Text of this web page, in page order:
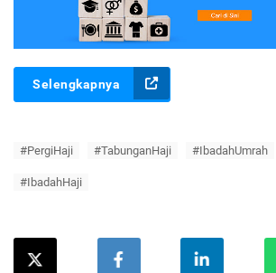
Selengkapnya
#PergiHaji #TabunganHaji #IbadahUmrah
#IbadahHaji